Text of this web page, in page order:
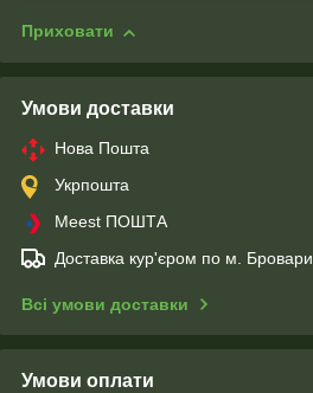
Приховати
Умови доставки
Нова Пошта
Укрпошта
Meest ПОШТА
Доставка кур'єром по м. Бровари
Всі умови доставки
Умови оплати